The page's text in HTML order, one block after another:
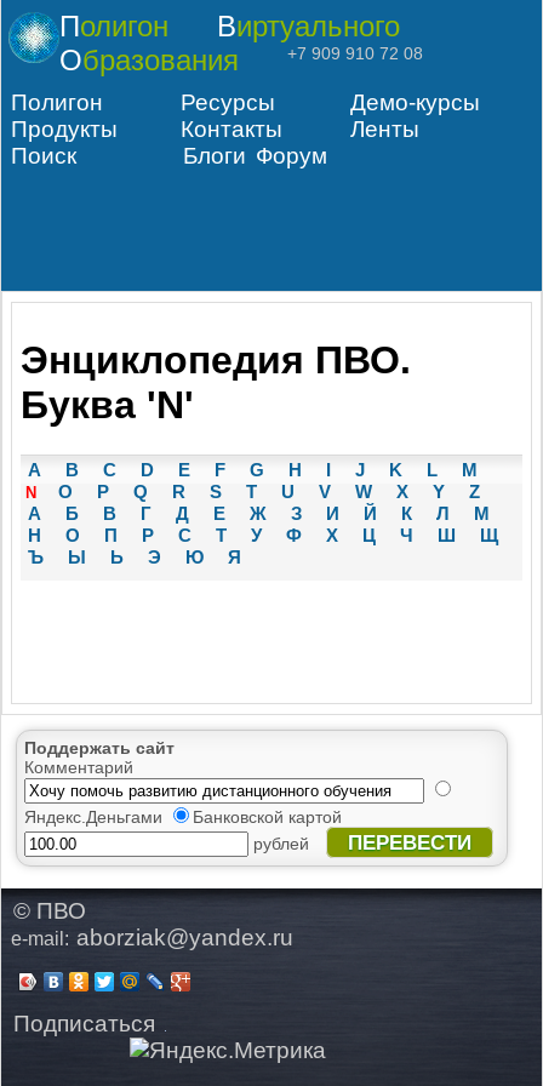
Полигон
Виртуального
Образования
+7 909 910 72 08
Полигон Ресурсы
Демо-курсы
Продукты
Контакты
Ленты
Поиск
Блоги Форум
Энциклопедия ПВО.
Буква 'N'
A B C D E F G H I J K L M
N O P Q R S T U V W X Y
Z
А
Б В Г Д Е Ж З И Й К Л
М
Н
О П Р С Т У Ф Х Ц Ч Ш
Щ
Ъ
Ы Ь Э Ю Я
Поддержать сайт
Комментарий
Яндекс.Деньгами
Банковской картой
рублей
ПЕРЕВЕСТИ
© ПВО
e-mail: aborziak@yandex.ru
Подписаться